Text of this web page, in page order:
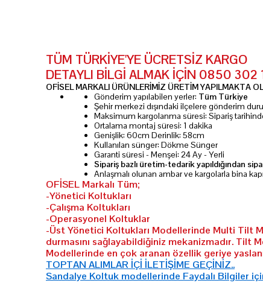
TÜM TÜRKİYE'YE ÜCRETSİZ KARGO
DETAYLI BİLGİ ALMAK İÇİN 0850
OFİSEL MARKALI ÜRÜNLERİMİZ ÜRETİM YAPILMAKTA
Gönderim yapılabilen yerler: Tüm Türkiye
Şehir merkezi dışındaki ilçelere gönderim
Maksimum kargolanma süresi: Sipariş
Ortalama montaj süresi: 1 dakika
Genişlik: 60cm Derinlik: 58cm
Kullanılan sünger: Dökme Sünger
Garanti süresi - Menşei: 24 Ay - Yerli
Sipariş bazlı üretim-tedarik yapıldığından
Anlaşmalı olunan ambar ve kargolarla bina
OFİSEL Markalı Tüm;
-Yönetici Koltukları
-Çalışma Koltukları
-Operasyonel Koltuklar
-Üst Yönetici Koltukları Modellerinde Multi Tilt
durmasını sağlayabildiğiniz mekanizmadır. Tilt
Modellerinde en çok aranan özellik geriye
TOPTAN ALIMLAR İÇİ İLETİŞİME GEÇİNİZ..
Sandalye Koltuk modellerinde Faydalı Bilgiler